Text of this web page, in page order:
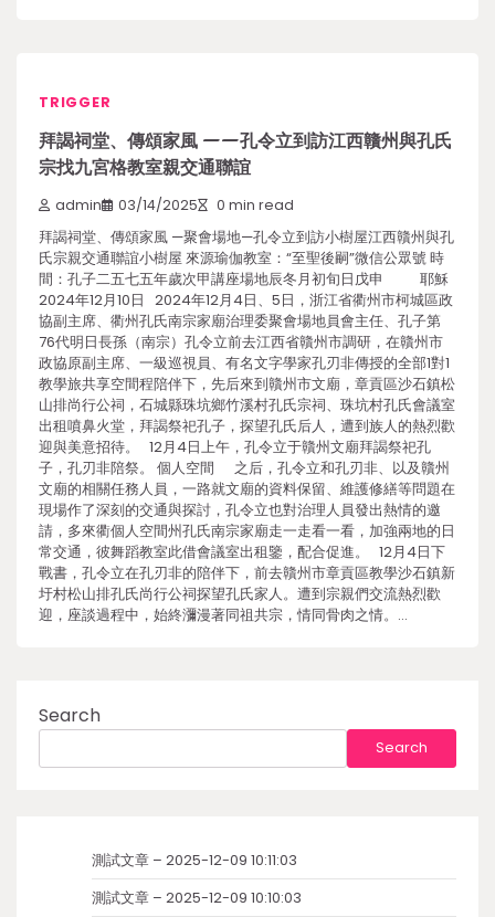
TRIGGER
拜謁祠堂、傳頌家風 ——孔令立到訪江西贛州與孔氏
宗找九宮格教室親交通聯誼
admin 03/14/2025 0 min read
拜謁祠堂、傳頌家風 —聚會場地—孔令立到訪小樹屋江西贛州與孔
氏宗親交通聯誼小樹屋 來源瑜伽教室：“至聖後嗣”微信公眾號 時
間：孔子二五七五年歲次甲講座場地辰冬月初旬日戊申 耶穌
2024年12月10日 2024年12月4日、5日，浙江省衢州市柯城區政
協副主席、衢州孔氏南宗家廟治理委聚會場地員會主任、孔子第
76代明日長孫（南宗）孔令立前去江西省贛州市調研，在贛州市
政協原副主席、一級巡視員、有名文字學家孔刃非傳授的全部1對1
教學旅共享空間程陪伴下，先后來到贛州市文廟，章貢區沙石鎮松
山排尚行公祠，石城縣珠坑鄉竹溪村孔氏宗祠、珠坑村孔氏會議室
出租噴鼻火堂，拜謁祭祀孔子，探望孔氏后人，遭到族人的熱烈歡
迎與美意招待。 12月4日上午，孔令立于贛州文廟拜謁祭祀孔
子，孔刃非陪祭。 個人空間 之后，孔令立和孔刃非、以及贛州
文廟的相關任務人員，一路就文廟的資料保留、維護修繕等問題在
現場作了深刻的交通與探討，孔令立也對治理人員發出熱情的邀
請，多來衢個人空間州孔氏南宗家廟走一走看一看，加強兩地的日
常交通，彼舞蹈教室此借會議室出租鑒，配合促進。 12月4日下
戰書，孔令立在孔刃非的陪伴下，前去贛州市章貢區教學沙石鎮新
圩村松山排孔氏尚行公祠探望孔氏家人。遭到宗親們交流熱烈歡
迎，座談過程中，始終瀰漫著同祖共宗，情同骨肉之情。…
Search
Search
測試文章 – 2025-12-09 10:11:03
測試文章 – 2025-12-09 10:10:03